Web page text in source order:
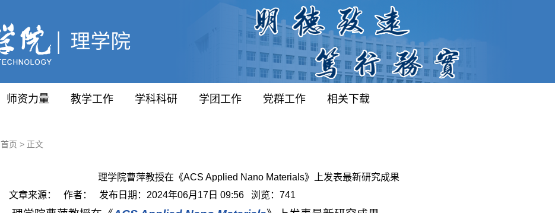
师资力量 教学工作 学科科研 学团工作 党群工作 相关下载
首页 > 正文
理学院曹萍教授在《ACS Applied Nano Materials》上发表最新研究成果
文章来源： 作者： 发布日期：2024年06月17日 09:56 浏览： 741